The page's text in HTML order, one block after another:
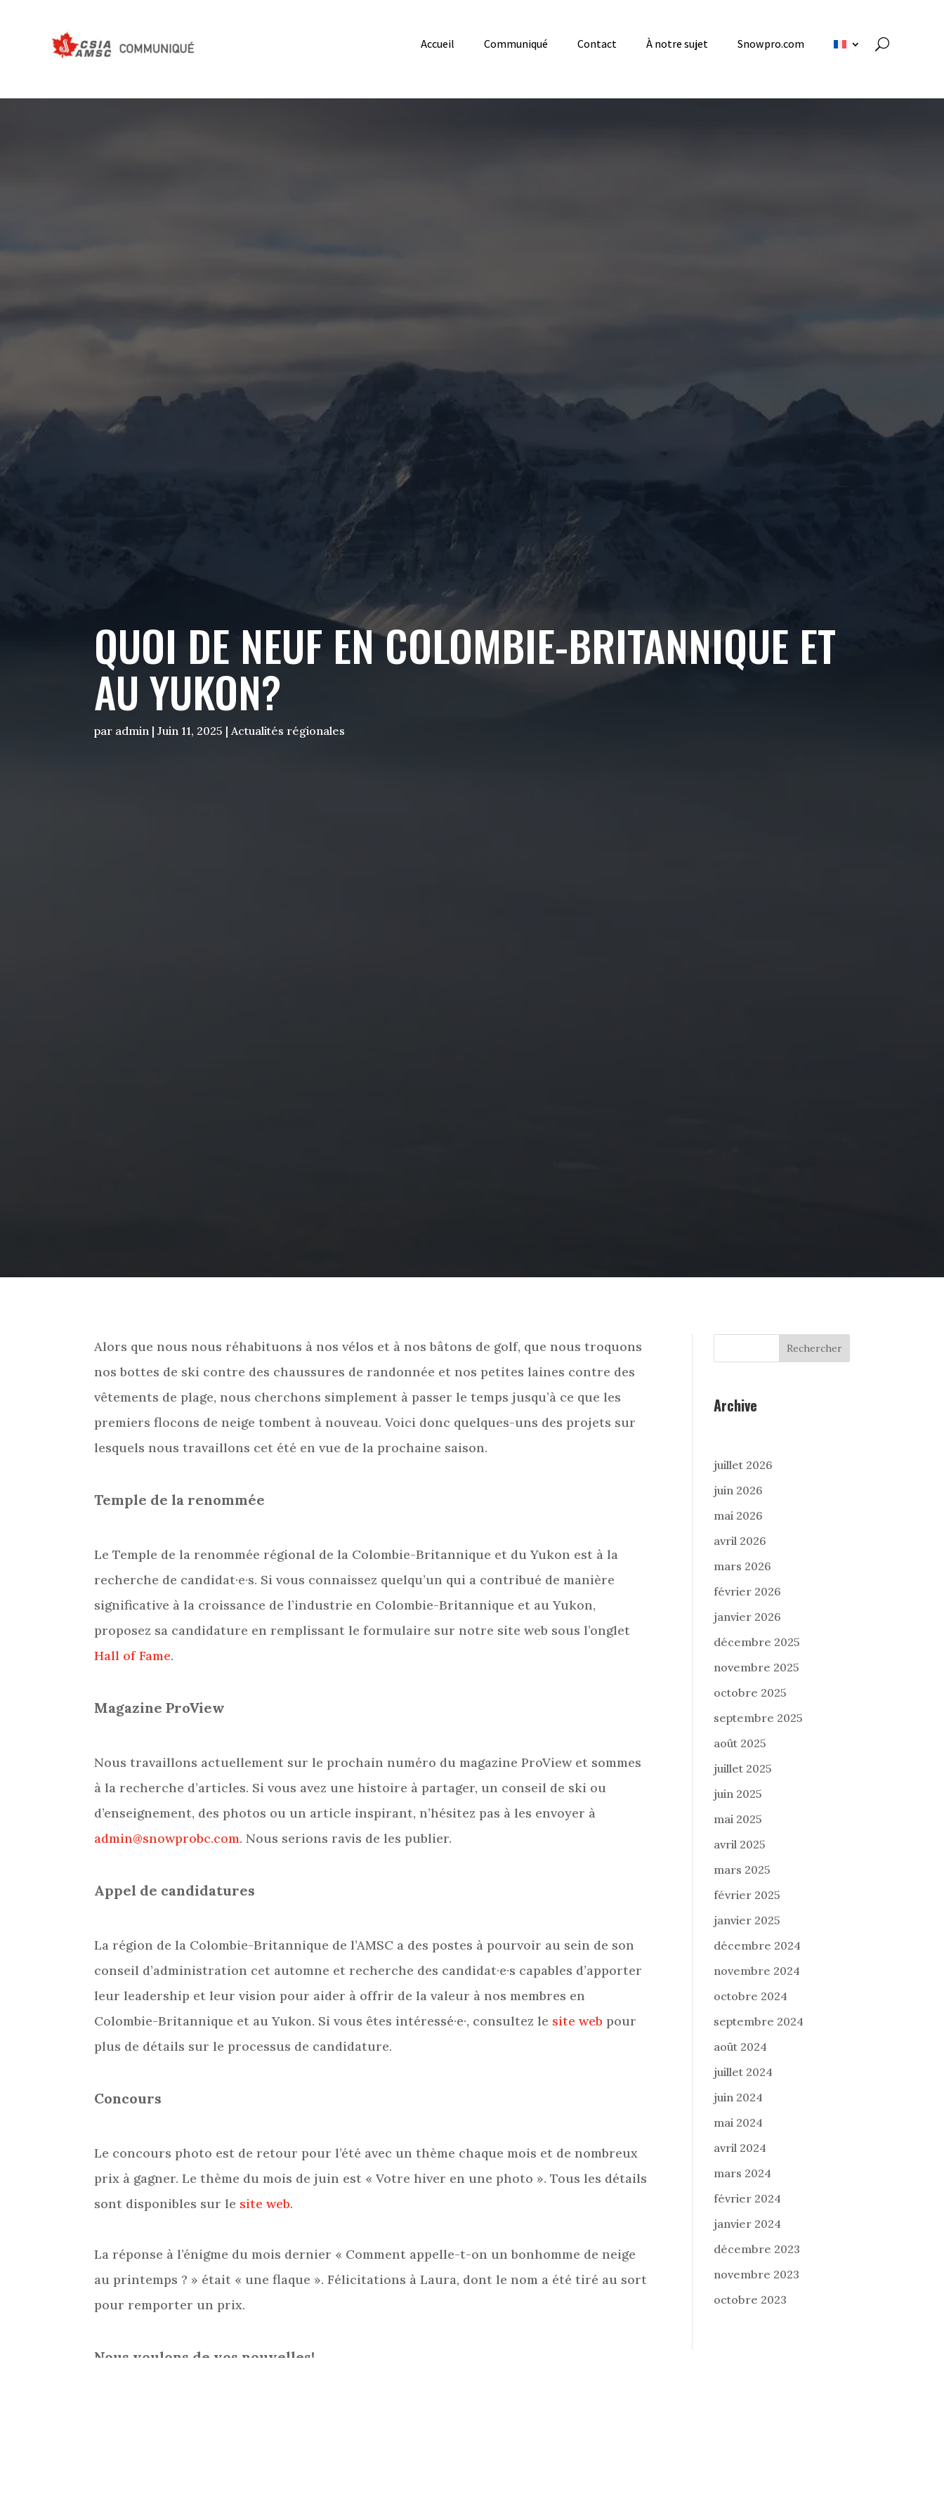
Accueil Communiqué Contact À notre sujet Snowpro.com
QUOI DE NEUF EN COLOMBIE-BRITANNIQUE ET
AU YUKON?
par admin |Juin 11, 2025 | Actualités régionales
Alors que nous nous réhabituons à nos vélos et à nos bâtons de golf, que nous troquons
nos bottes de ski contre des chaussures de randonnée et nos petites laines contre des
vêtements de plage, nous cherchons simplement à passer le temps jusqu’à ce que les
premiers flocons de neige tombent à nouveau. Voici donc quelques-uns des projets sur
lesquels nous travaillons cet été en vue de la prochaine saison.
Temple de la renommée
Le Temple de la renommée régional de la Colombie-Britannique et du Yukon est à la
recherche de candidat·e·s. Si vous connaissez quelqu’un qui a contribué de manière
significative à la croissance de l’industrie en Colombie-Britannique et au Yukon,
proposez sa candidature en remplissant le formulaire sur notre site web sous l’onglet
Hall of Fame.
Magazine ProView
Nous travaillons actuellement sur le prochain numéro du magazine ProView et sommes
à la recherche d’articles. Si vous avez une histoire à partager, un conseil de ski ou
d’enseignement, des photos ou un article inspirant, n’hésitez pas à les envoyer à
admin@snowprobc.com. Nous serions ravis de les publier.
Appel de candidatures
La région de la Colombie-Britannique de l’AMSC a des postes à pourvoir au sein de son
conseil d’administration cet automne et recherche des candidat·e·s capables d’apporter
leur leadership et leur vision pour aider à offrir de la valeur à nos membres en
Colombie-Britannique et au Yukon. Si vous êtes intéressé·e·, consultez le site web pour
plus de détails sur le processus de candidature.
Concours
Le concours photo est de retour pour l’été avec un thème chaque mois et de nombreux
prix à gagner. Le thème du mois de juin est « Votre hiver en une photo ». Tous les détails
sont disponibles sur le site web.
La réponse à l’énigme du mois dernier « Comment appelle-t-on un bonhomme de neige
au printemps ? » était « une flaque ». Félicitations à Laura, dont le nom a été tiré au sort
pour remporter un prix.
Nous voulons de vos nouvelles!
Rechercher
Archive
juillet 2026
juin 2026
mai 2026
avril 2026
mars 2026
février 2026
janvier 2026
décembre 2025
novembre 2025
octobre 2025
septembre 2025
août 2025
juillet 2025
juin 2025
mai 2025
avril 2025
mars 2025
février 2025
janvier 2025
décembre 2024
novembre 2024
octobre 2024
septembre 2024
août 2024
juillet 2024
juin 2024
mai 2024
avril 2024
mars 2024
février 2024
janvier 2024
décembre 2023
novembre 2023
octobre 2023